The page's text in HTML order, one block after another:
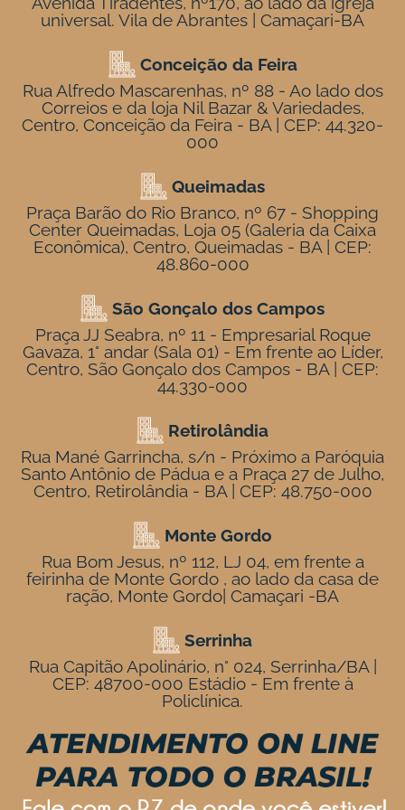
universal. Vila de Abrantes | Camaçari-BA
Conceição da Feira
Rua Alfredo Mascarenhas, nº 88 - Ao lado dos
Correios e da loja Nil Bazar & Variedades,
Centro, Conceição da Feira - BA | CEP: 44.320-
000
Queimadas
Praça Barão do Rio Branco, nº 67 - Shopping
Center Queimadas, Loja 05 (Galeria da Caixa
Econômica), Centro, Queimadas - BA | CEP:
48.860-000
São Gonçalo dos Campos
Praça JJ Seabra, nº 11 - Empresarial Roque
Gavaza, 1° andar (Sala 01) - Em frente ao Líder,
Centro, São Gonçalo dos Campos - BA | CEP:
44.330-000
Retirolândia
Rua Mané Garrincha, s/n - Próximo a Paróquia
Santo Antônio de Pádua e a Praça 27 de Julho,
Centro, Retirolândia - BA | CEP: 48.750-000
Monte Gordo
Rua Bom Jesus, nº 112, LJ 04, em frente a
feirinha de Monte Gordo , ao lado da casa de
ração, Monte Gordo| Camaçari -BA
Serrinha
Rua Capitão Apolinário, n° 024, Serrinha/BA |
CEP: 48700-000 Estádio - Em frente à
Policlínica.